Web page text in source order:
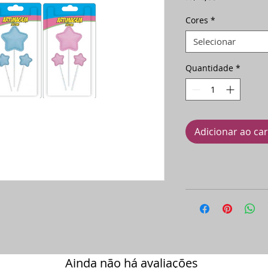
Cores *
Selecionar
Quantidade *
Adicionar ao
Ainda não há avaliações